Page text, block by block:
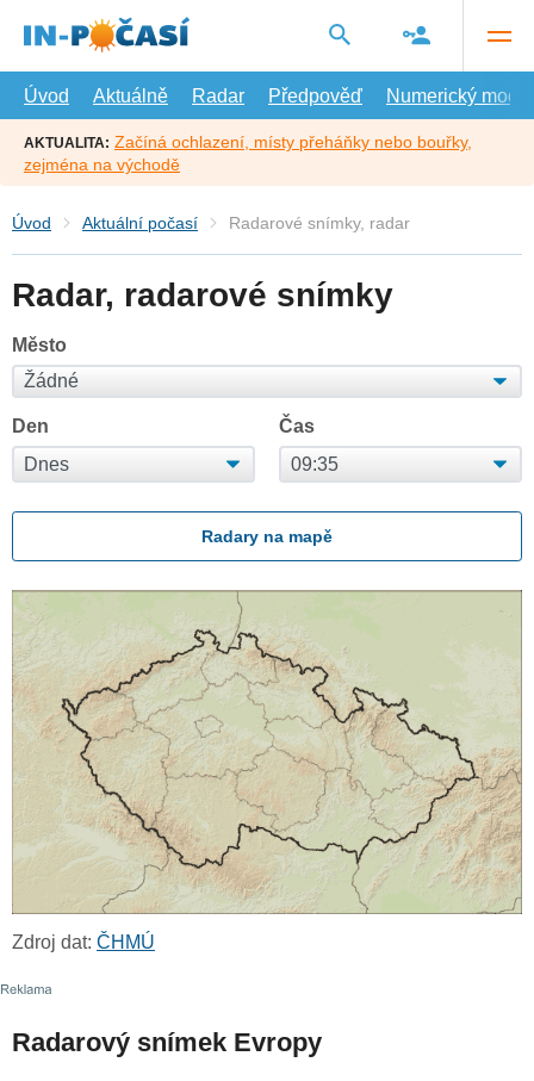
hlavní
Úvod
Aktuálně Radar Předpověď Numerický model
AKTUALITA: Začíná ochlazení, místy přeháňky nebo bouřky,
zejména na východě
Úvod Aktuální počasí Radarové snímky, radar
Radar, radarové snímky
Město
Den Čas
Radary na mapě
Zdroj dat: ČHMÚ
Radarový snímek Evropy